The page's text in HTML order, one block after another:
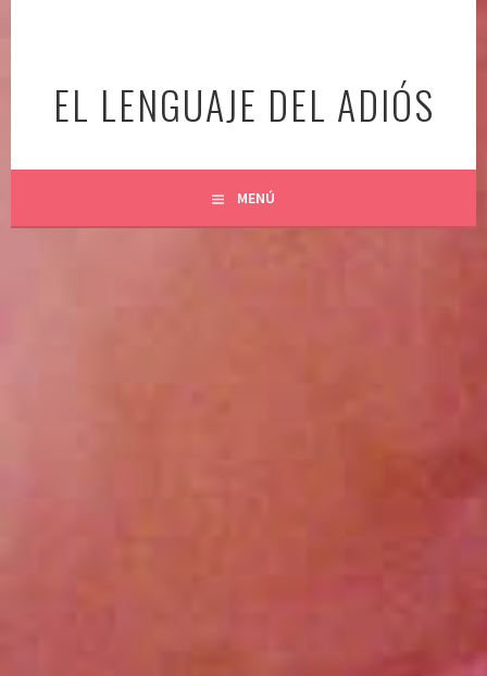
EL LENGUAJE DEL ADIÓS
MENÚ